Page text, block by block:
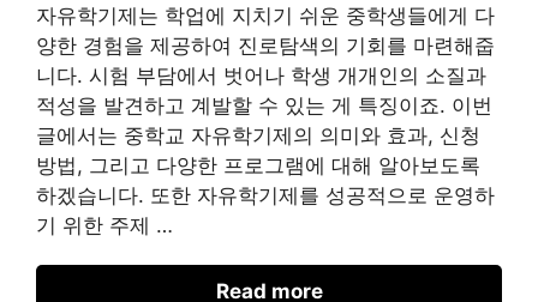
자유학기제는 학업에 지치기 쉬운 중학생들에게 다
양한 경험을 제공하여 진로탐색의 기회를 마련해줍
니다. 시험 부담에서 벗어나 학생 개개인의 소질과
적성을 발견하고 계발할 수 있는 게 특징이죠. 이번
글에서는 중학교 자유학기제의 의미와 효과, 신청
방법, 그리고 다양한 프로그램에 대해 알아보도록
하겠습니다. 또한 자유학기제를 성공적으로 운영하
기 위한 주제 …
Read more